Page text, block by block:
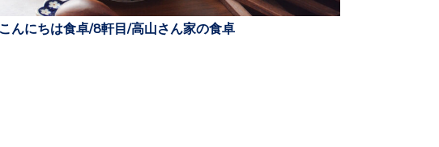
こんにちは食卓/8軒目/高山さん家の食卓